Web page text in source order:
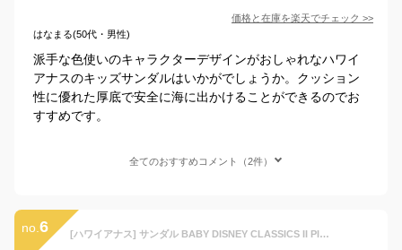
価格と在庫を楽天でチェック >>
はなまる(50代・男性)
派手な色使いのキャラクターデザインがおしゃれなハワイ
アナスのキッズサンダルはいかがでしょうか。クッション
性に優れた厚底で安全に海に出かけることができるのでお
すすめです。
全てのおすすめコメント（2件）
no. 6 [ハワイアナス] サンダル BABY DISNEY CLASSICS II PINK/RED(9994) 14.0 cm